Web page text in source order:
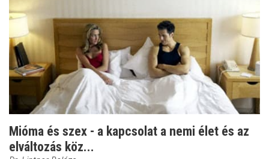
Mióma és szex - a kapcsolat a nemi élet és az
elváltozás köz...